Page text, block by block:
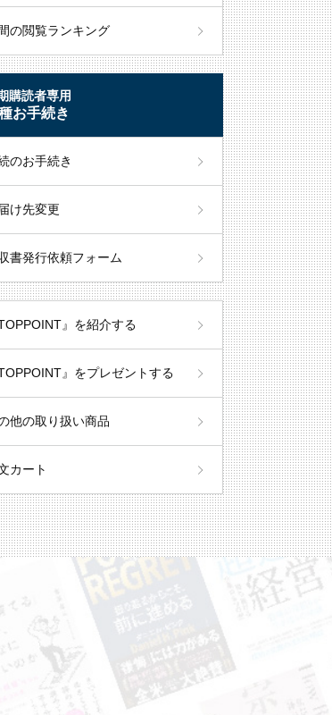
の閲覧ランキング
購読者専用
お手続き
のお手続き
け先変更
書発行依頼フォーム
TOPPOINT』を紹介する
TOPPOINT』をプレゼントする
他の取り扱い商品
カート